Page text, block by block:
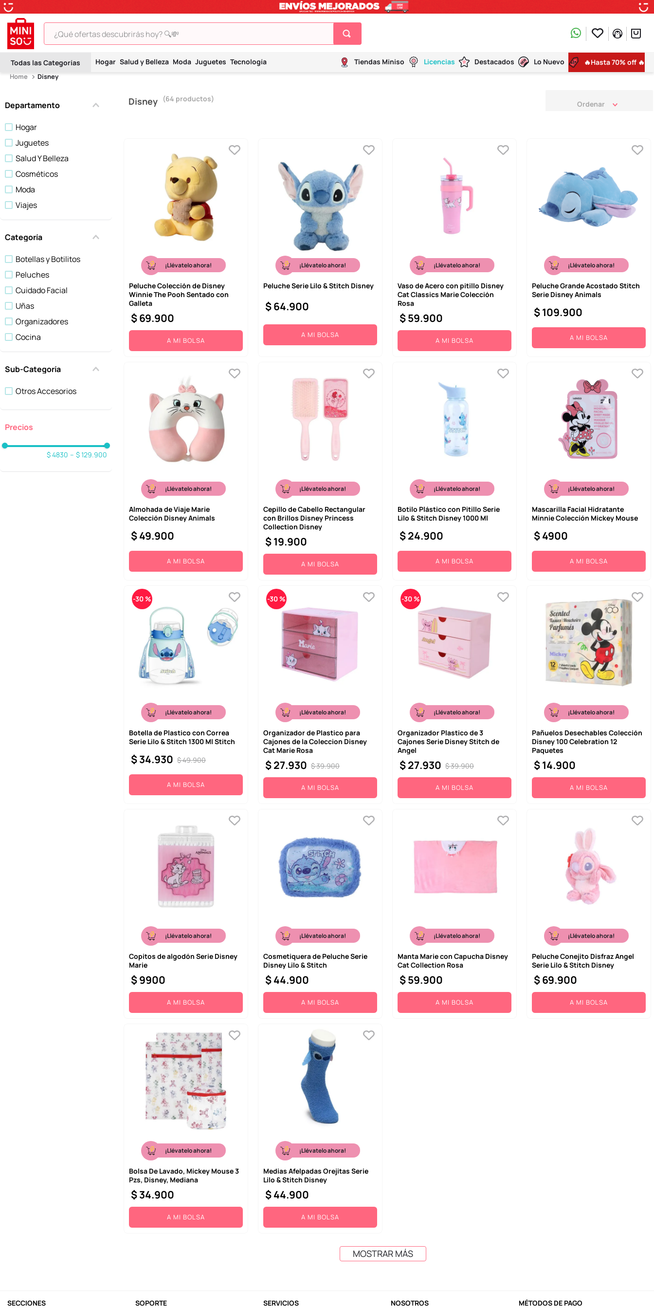
¿Qué ofertas descubrirás hoy? 🔍💸
Hogar Salud y Belleza Moda Juguetes Tecnología Tiendas Miniso Licencias Destacados Lo Nuevo 🔥Hasta 70% off 🔥
Disney
Departamento
Hogar
Juguetes
Salud Y Belleza
Cosméticos
Moda
Viajes
Papelería
Bolsos Y Mochilas
Categoría
Botellas y Botilitos
Peluches
Cuidado Facial
Uñas
Organizadores
Cocina
Blind Box - Caja Sorpresa
Accesorios Para El Hogar
Sub-Categoría
Otros Accesorios
$ 4830 – $ 129.900
Disney 64 productos
¡Llévatelo ahora!
Peluche Colección de Disney
Winnie The Pooh Sentado con
Galleta
$69.900
A MI BOLSA
¡Llévatelo ahora!
Peluche Serie Lilo & Stitch Disney
$64.900
A MI BOLSA
¡Llévatelo ahora!
Vaso de Acero con pitillo Disney
Cat Classics Marie Colección
Rosa
$59.900
A MI BOLSA
¡Llévatelo ahora!
Peluche Grande Acostado Stitch
Serie Disney Animals
$109.900
A MI BOLSA
¡Llévatelo ahora!
Almohada de Viaje Marie
Colección Disney Animals
$49.900
A MI BOLSA
¡Llévatelo ahora!
Cepillo de Cabello Rectangular
con Brillos Disney Princess
Collection Disney
$19.900
A MI BOLSA
¡Llévatelo ahora!
Botilo Plástico con Pitillo Serie
Lilo & Stitch Disney 1000 Ml
$24.900
A MI BOLSA
¡Llévatelo ahora!
Mascarilla Facial Hidratante
Minnie Colección Mickey Mouse
$4900
A MI BOLSA
-30 %
¡Llévatelo ahora!
Botella de Plastico con Correa
Serie Lilo & Stitch 1300 Ml Stitch
$49.900
$34.930
A MI BOLSA
-30 %
¡Llévatelo ahora!
Organizador de Plastico para
Cajones de la Coleccion Disney
Cat Marie Rosa
$39.900
$27.930
A MI BOLSA
-30 %
¡Llévatelo ahora!
Organizador Plastico de 3
Cajones Serie Disney Stitch de
Angel
$39.900
$27.930
A MI BOLSA
¡Llévatelo ahora!
Pañuelos Desechables Colección
Disney 100 Celebration 12
Paquetes
$14.900
A MI BOLSA
¡Llévatelo ahora!
Copitos de algodón Serie Disney
Marie
$9900
A MI BOLSA
¡Llévatelo ahora!
Cosmetiquera de Peluche Serie
Disney Lilo & Stitch
$44.900
A MI BOLSA
¡Llévatelo ahora!
Manta Marie con Capucha Disney
Cat Collection Rosa
$59.900
A MI BOLSA
¡Llévatelo ahora!
Peluche Conejito Disfraz Angel
Serie Lilo & Stitch Disney
$69.900
A MI BOLSA
¡Llévatelo ahora!
Bolsa De Lavado, Mickey Mouse 3
Pzs, Disney, Mediana
$34.900
A MI BOLSA
¡Llévatelo ahora!
Medias Afelpadas Orejitas Serie
Lilo & Stitch Disney
$44.900
A MI BOLSA
MOSTRAR MÁS
SECCIONES SOPORTE SERVICIOS NOSOTROS MÉTODOS DE PAGO
TÉRMINOS MÁS BUSCADOS
snoopy